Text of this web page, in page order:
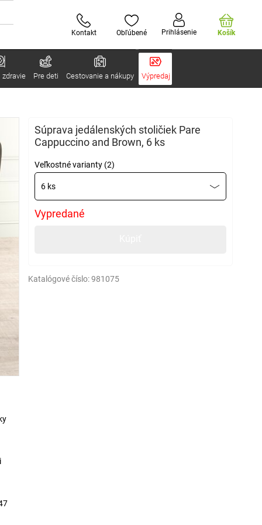
Kontakt Obľúbené Prihlásenie Košík
zdravie Pre deti Cestovanie a nákupy Výpredaj
Súprava jedálenských stoličiek Pare
Cappuccino and Brown, 6 ks
Veľkostné varianty (2)
6 ks
Vypredané
Katalógové číslo:981075